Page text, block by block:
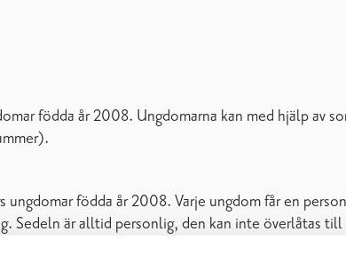
födda år 2008. Ungdomarna kan med hjälp av
födda år 2008. Varje ungdom får en
Sedeln är alltid personlig, den kan inte överlåtas till
kan endast utbetalas till en (1) arbetsgivare.